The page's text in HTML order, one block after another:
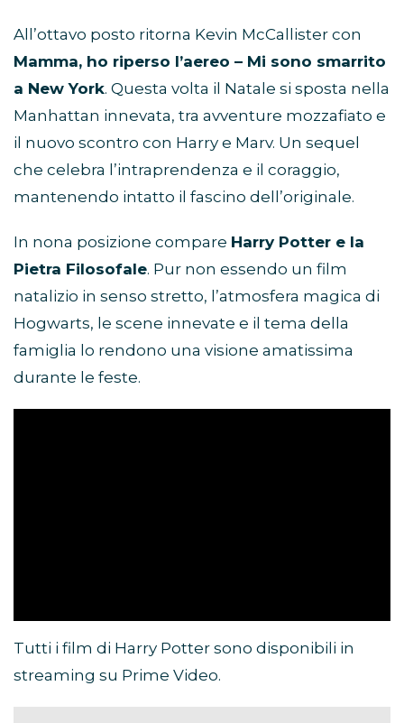
All’ottavo posto ritorna Kevin McCallister con
Mamma, ho riperso l’aereo – Mi sono smarrito
a New York. Questa volta il Natale si sposta nella
Manhattan innevata, tra avventure mozzafiato e
il nuovo scontro con Harry e Marv. Un sequel
che celebra l’intraprendenza e il coraggio,
mantenendo intatto il fascino dell’originale.
In nona posizione compare Harry Potter e la
Pietra Filosofale. Pur non essendo un film
natalizio in senso stretto, l’atmosfera magica di
Hogwarts, le scene innevate e il tema della
famiglia lo rendono una visione amatissima
durante le feste.
Tutti i film di Harry Potter sono disponibili in
streaming su Prime Video.